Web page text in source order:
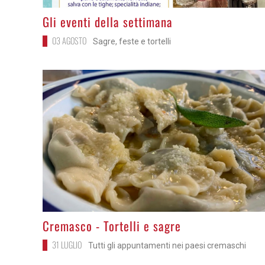
>
Gli eventi della settimana
03 AGOSTO Sagre, feste e tortelli
>
Cremasco - Tortelli e sagre
31 LUGLIO Tutti gli appuntamenti nei paesi cremaschi